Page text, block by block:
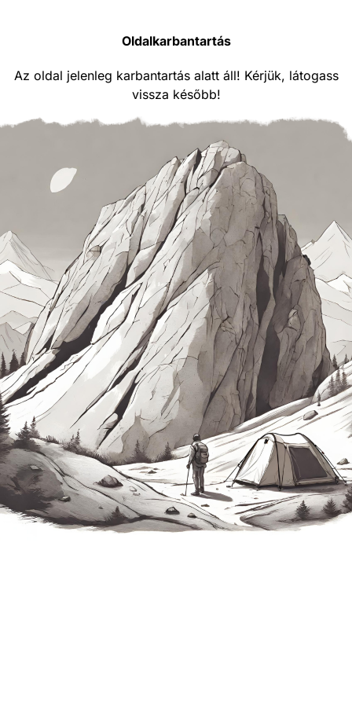
Oldalkarbantartás
Az oldal jelenleg karbantartás alatt áll! Kérjük, látogass
vissza később!